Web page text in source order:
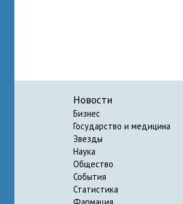
Новости
Бизнес
Государство и медицина
Звезды
Наука
Общество
События
Статистика